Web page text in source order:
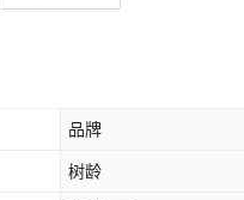
品牌
树龄